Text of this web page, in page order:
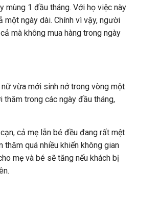
mùng 1 đầu tháng. Với họ việc này
ngày dài. Chính vì vậy, người
mà không mua hàng trong ngày
vừa mới sinh nở trong vòng một
trong các ngày đầu tháng,
cả mẹ lẫn bé đều đang rất mệt
quá nhiều khiến không gian
mẹ và bé sẽ tăng nếu khách bị